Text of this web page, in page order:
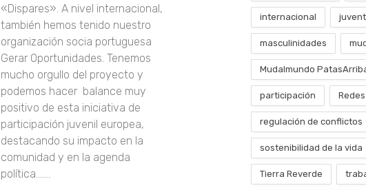
«Dispares». A nivel internacional,
también hemos tenido nuestro
organización socia portuguesa
Gerar Oportunidades. Tenemos
mucho orgullo del proyecto y
podemos hacer balance muy
positivo de esta iniciativa de
participación juvenil europea,
destacando su impacto en la
comunidad y en la agenda
política.......
internacional
masculinidades
Mudalmundo
participación Redes
regulación de conflictos
sostenibilidad de la vida
Tierra Reverde